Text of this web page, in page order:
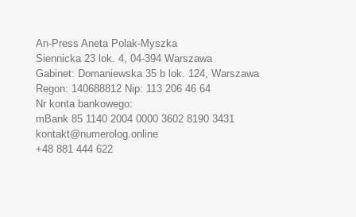
An-Press Aneta Polak-Myszka
Siennicka 23 lok. 4, 04-394 Warszawa
Gabinet: Domaniewska 35 b lok. 124, Warszawa
Regon: 140688812 Nip: 113 206 46 64
Nr konta bankowego:
mBank 85 1140 2004 0000 3602 8190 3431
kontakt@numerolog.online
+48 881 444 622